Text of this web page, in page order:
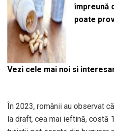
împreună
poate
Vezi cele mai noi si
În 2023, românii au observat
la draft, cea mai ieftină, costă